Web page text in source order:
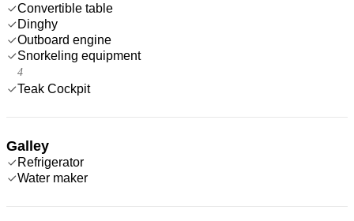
Convertible table
Dinghy
Outboard engine
Snorkeling equipment
4
Teak Cockpit
Galley
Refrigerator
Water maker